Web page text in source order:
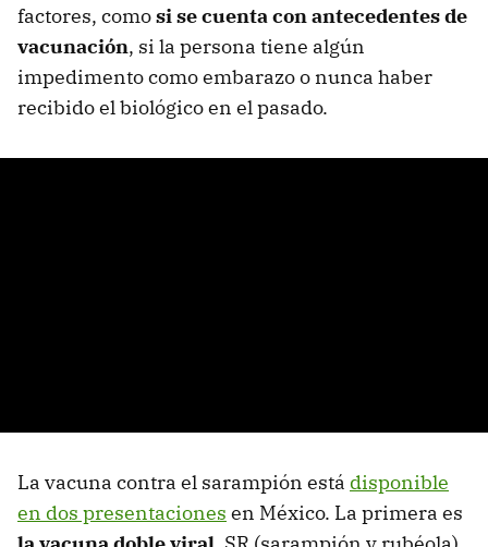
factores, comosi se cuenta con antecedentes de
vacunación, si la persona tiene algún
impedimento como embarazo o nunca haber
recibido el biológico en el pasado.
La vacuna contra el sarampión está disponible
en dos presentaciones en México. La primera es